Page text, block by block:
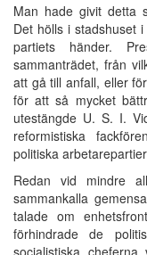
Man hade givit detta
Det hölls i stadshuset
partiets händer.
sammanträdet, från
att gå till anfall, eller
för att så mycket
utestängde U. S. I.
reformistiska
politiska
Redan vid mindre
sammankalla
talade om
förhindrade de
socialistiska